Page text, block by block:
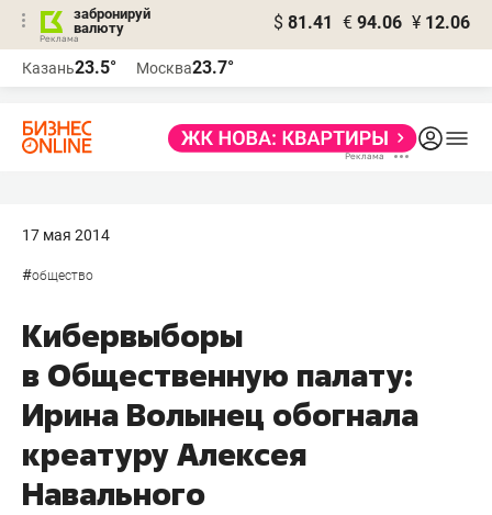
забронируй
валюту
$ 81.41 € 94.06 ¥ 12.06
Казань23.5° Москва23.7°
17 мая 2014
#общество
Кибервыборы
в Общественную палату:
Ирина Волынец обогнала
креатуру Алексея
Навального